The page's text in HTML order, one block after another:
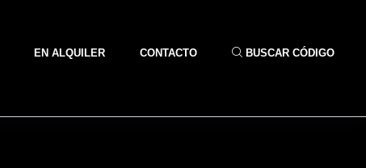
EN ALQUILER CONTACTO BUSCAR CÓDIGO